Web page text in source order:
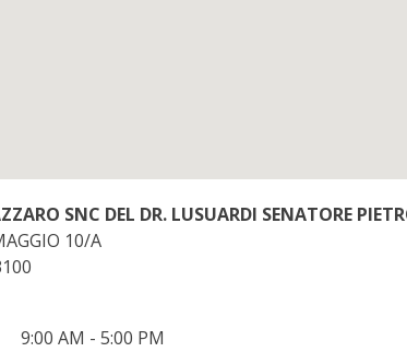
SNC DEL DR. LUSUARDI SENATORE
10/A
9:00 AM - 5:00 PM